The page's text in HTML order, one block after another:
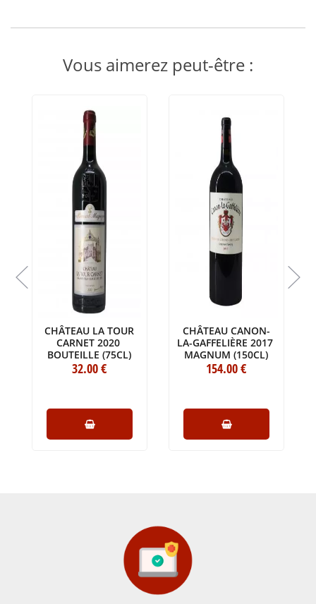
Vous aimerez peut-être :
CHÂTEAU LA TOUR
CARNET 2020
BOUTEILLE (75CL)
32.00€
CHÂTEAU CANON-
LA-GAFFELIÈRE 2017
MAGNUM (150CL)
154.00€